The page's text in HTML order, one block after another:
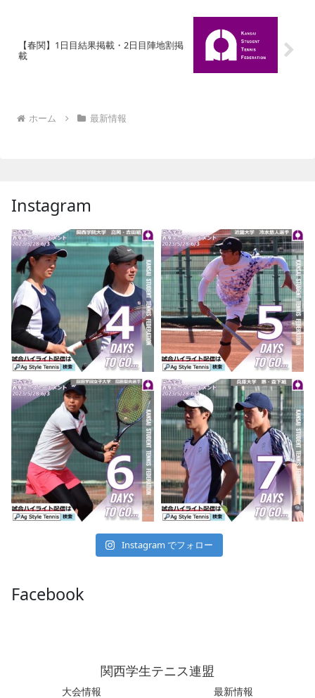
【春関】1日目結果掲載・2日目陣地割掲
載
ホーム 最新情報
Instagram
Instagram でフォロー
Facebook
関西学生テニス連盟
大会情報 最新情報